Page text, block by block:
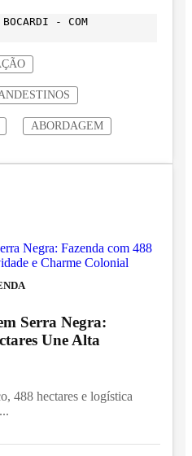
- COM
ABORDAGEM
Serra Negra:
Une Alta
488 hectares e logística